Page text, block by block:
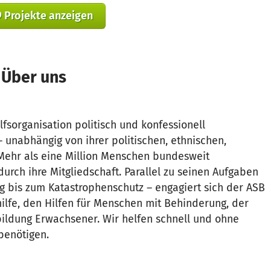
Projekte anzeigen
Über uns
politisch und konfessionell
von ihrer politischen, ethnischen,
als eine Million Menschen bundesweit
ihre Mitgliedschaft. Parallel zu seinen Aufgaben
zum Katastrophenschutz – engagiert sich der ASB
den Hilfen für Menschen mit Behinderung, der
Erwachsener. Wir helfen schnell und ohne